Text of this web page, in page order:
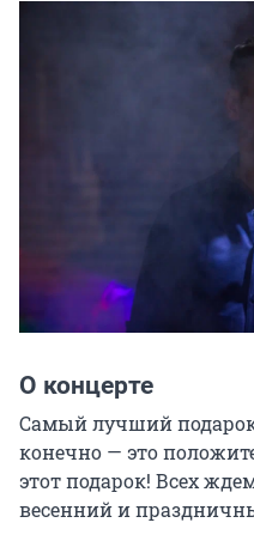
О концерте
Самый лучший
конечно — это
этот подарок! Всех
весенний и